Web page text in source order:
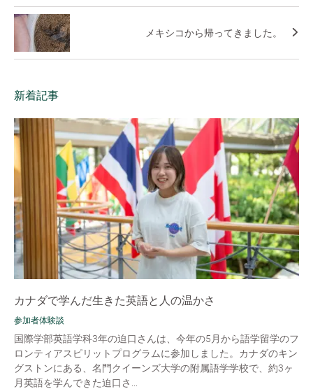
メキシコから帰ってきました。
新着記事
カナダで学んだ生きた英語と人の温かさ
参加者体験談
国際学部英語学科3年の迫口さんは、今年の5月から語学留学のフ
ロンティアスピリットプログラムに参加しました。カナダのキン
グストンにある、名門クイーンズ大学の附属語学学校で、約3ヶ
月英語を学んできた迫口さ...